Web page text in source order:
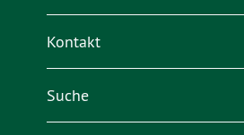
Kontakt
Suche